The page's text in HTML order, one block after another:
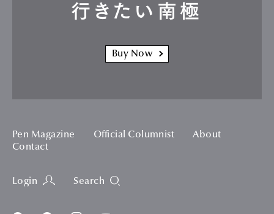
行きたい南極
Buy Now
Pen Magazine Official Columnist
About
Contact
Login Search